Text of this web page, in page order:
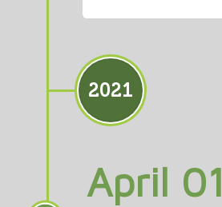
2021
April 01